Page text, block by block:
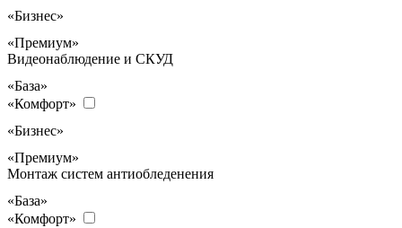
«Бизнес»
«Премиум»
Видеонаблюдение и СКУД
«База»
«Комфорт»
«Бизнес»
«Премиум»
Монтаж систем антиобледенения
«База»
«Комфорт»